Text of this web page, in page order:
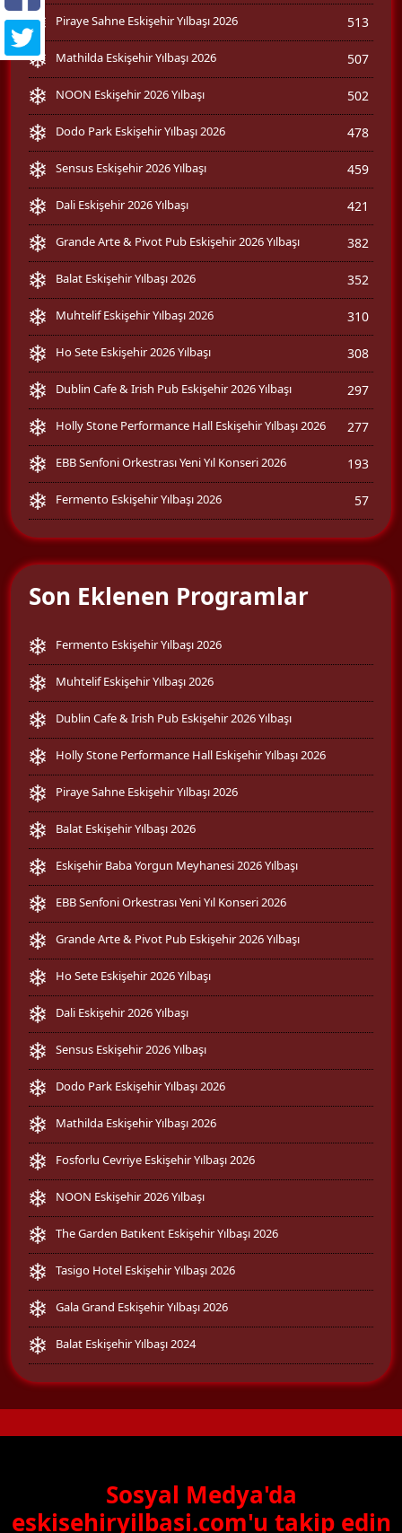
Piraye Sahne Eskişehir Yılbaşı 2026 513
Mathilda Eskişehir Yılbaşı 2026 507
NOON Eskişehir 2026 Yılbaşı 502
Dodo Park Eskişehir Yılbaşı 2026 478
Sensus Eskişehir 2026 Yılbaşı 459
Dali Eskişehir 2026 Yılbaşı 421
Grande Arte & Pivot Pub Eskişehir 2026 Yılbaşı 382
Balat Eskişehir Yılbaşı 2026 352
Muhtelif Eskişehir Yılbaşı 2026 310
Ho Sete Eskişehir 2026 Yılbaşı 308
Dublin Cafe & Irish Pub Eskişehir 2026 Yılbaşı 297
Holly Stone Performance Hall Eskişehir Yılbaşı 2026 277
EBB Senfoni Orkestrası Yeni Yıl Konseri 2026 193
Fermento Eskişehir Yılbaşı 2026 57
Son Eklenen Programlar
Fermento Eskişehir Yılbaşı 2026
Muhtelif Eskişehir Yılbaşı 2026
Dublin Cafe & Irish Pub Eskişehir 2026 Yılbaşı
Holly Stone Performance Hall Eskişehir Yılbaşı 2026
Piraye Sahne Eskişehir Yılbaşı 2026
Balat Eskişehir Yılbaşı 2026
Eskişehir Baba Yorgun Meyhanesi 2026 Yılbaşı
EBB Senfoni Orkestrası Yeni Yıl Konseri 2026
Grande Arte & Pivot Pub Eskişehir 2026 Yılbaşı
Ho Sete Eskişehir 2026 Yılbaşı
Dali Eskişehir 2026 Yılbaşı
Sensus Eskişehir 2026 Yılbaşı
Dodo Park Eskişehir Yılbaşı 2026
Mathilda Eskişehir Yılbaşı 2026
Fosforlu Cevriye Eskişehir Yılbaşı 2026
NOON Eskişehir 2026 Yılbaşı
The Garden Batıkent Eskişehir Yılbaşı 2026
Tasigo Hotel Eskişehir Yılbaşı 2026
Gala Grand Eskişehir Yılbaşı 2026
Balat Eskişehir Yılbaşı 2024
Sosyal Medya'da
eskisehiryilbasi.com'u takip edin